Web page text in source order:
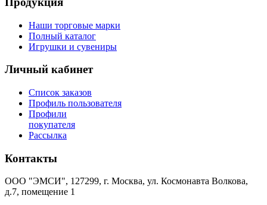
Наши торговые марки
Полный каталог
Игрушки и сувениры
Личный кабинет
Список заказов
Профиль пользователя
Профили
покупателя
Рассылка
Контакты
ООО "ЭМСИ", 127299, г. Москва, ул. Космонавта Волкова,
д.7, помещение 1